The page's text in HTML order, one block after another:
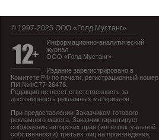
© 1997-2025 OOO «Голд Мустанг»
Информационно-аналитический
журнал
ООО «Голд Мустанг»
Издание зарегистрировано в
Комитете РФ по печати, регистрационный номер
ПИ №ФС77-26476.
Редакция не несет ответственность за
достоверность рекламных материалов.
При предоставлении Заказчиком готового
рекламного макета, Заказчик гарантирует
соблюдение авторских прав (интеллектуальной
собственности) третьих лиц на произведения,